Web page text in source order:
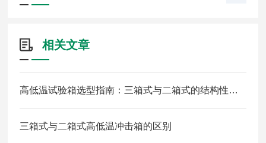
相关文章
高低温试验箱选型指南：三箱式与二箱式的结构性能大比拼
三箱式与二箱式高低温冲击箱的区别